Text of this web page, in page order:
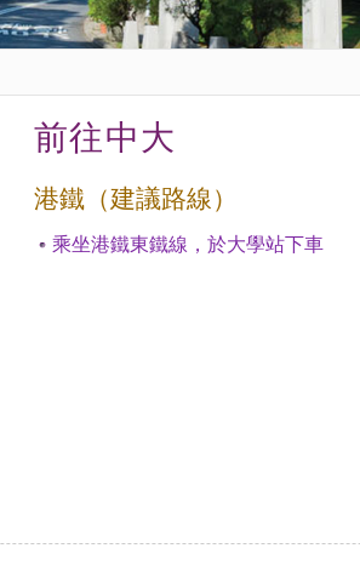
前往中大
港鐵（建議路線）
乘坐港鐵東鐵線，於大學站下車